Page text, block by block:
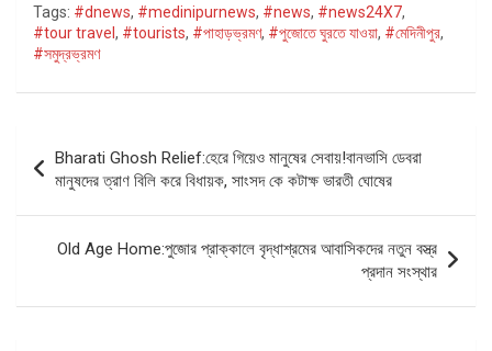
Tags: #dnews, #medinipurnews, #news, #news24X7,
#tour travel , #tourists, #পাহাড়ভ্রমণ, #পুজোতে ঘুরতে যাওয়া, #মেদিনীপুর,
#সমুদ্রভ্রমণ
Post
navigation
Bharati Ghosh Relief:হেরে গিয়েও মানুষের সেবায়!বানভাসি ডেবরা
মানুষদের ত্রাণ বিলি করে বিধায়ক, সাংসদ কে কটাক্ষ ভারতী ঘোষের
Old Age Home:পুজোর প্রাক্কালে বৃদ্ধাশ্রমের আবাসিকদের নতুন বস্ত্র
প্রদান সংস্থার